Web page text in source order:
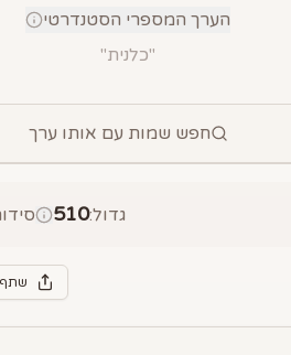
הערך המספרי הסטנדרטי
"כלנית"
חפש שמות עם אותו ערך
גדול:
510
שתף